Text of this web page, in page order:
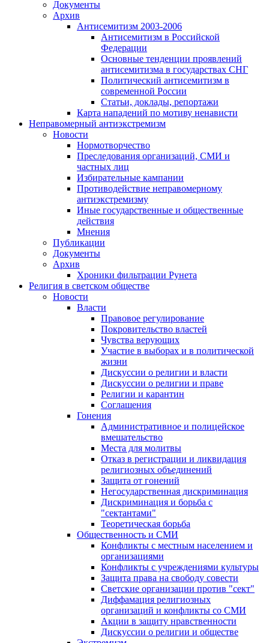
Документы
Архив
Антисемитизм 2003-2006
Антисемитизм в Российской
Федерации
Основные тенденции проявлений
антисемитизма в государствах СНГ
Политический антисемитизм в
современной России
Статьи, доклады, репортажи
Карта нападений по мотиву ненависти
Неправомерный антиэкстремизм
Новости
Нормотворчество
Преследования организаций, СМИ и
частных лиц
Избирательные кампании
Противодействие неправомерному
антиэкстремизму
Иные государственные и общественные
действия
Мнения
Публикации
Документы
Архив
Хроники фильтрации Рунета
Религия в светском обществе
Новости
Власти
Правовое регулирование
Покровительство властей
Чувства верующих
Участие в выборах и в политической
жизни
Дискуссии о религии и власти
Дискуссии о религии и праве
Религии и карантин
Соглашения
Гонения
Административное и полицейское
вмешательство
Места для молитвы
Отказ в регистрации и ликвидация
религиозных объединений
Защита от гонений
Негосударственная дискриминация
Дискриминация и борьба с
"сектантами"
Теоретическая борьба
Общественность и СМИ
Конфликты с местным населением и
организациями
Конфликты с учреждениями культуры
Защита права на свободу совести
Светские организации против "сект"
Диффамация религиозных
организаций и конфликты со СМИ
Акции в защиту нравственности
Дискуссии о религии и обществе